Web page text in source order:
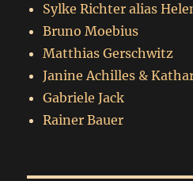
Sylke Richter alias
Bruno Moebius
Matthias Gerschwitz
Janine Achilles &
Gabriele Jack
Rainer Bauer